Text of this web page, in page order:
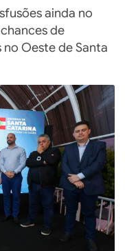
ainda no
de
Oeste de Santa